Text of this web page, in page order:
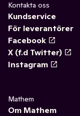
Kontakta oss
Kundservice
För leverantörer
Facebook
X (f.d Twitter)
Instagram
Mathem
Om Mathem